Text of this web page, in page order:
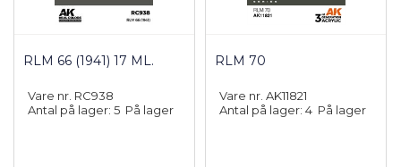
RLM 66 (1941) 17 ML.
Vare nr. RC938
Antal på lager: 5 På lager
RLM 70
Vare nr. AK11821
Antal på lager: 4 På lager